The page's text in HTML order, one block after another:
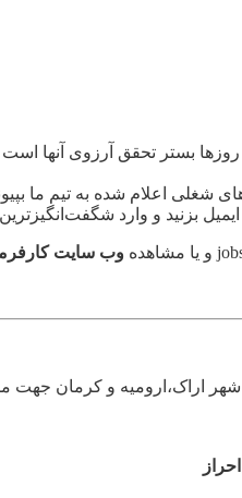
بستر تحقق آرزوی آنها
شغلی اعلام شده به تیم ما
وب سایت
اراک،ارومیه و کرمان جهت